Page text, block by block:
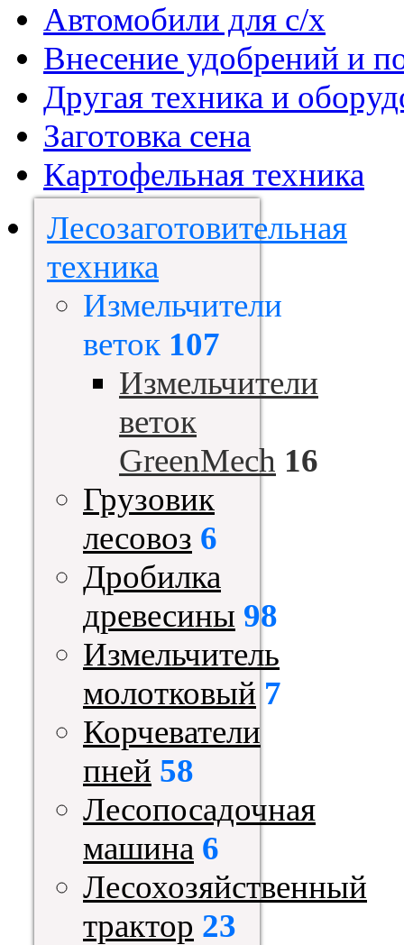
Автомобили для с/х
Внесение удобрений и
Другая техника и
Заготовка сена
Картофельная техника
Лесозаготовительная
техника
Измельчители
веток 107
Измельчители
веток
GreenMech 16
Грузовик
лесовоз 6
Дробилка
древесины 98
Измельчитель
молотковый 7
Корчеватели
пней 58
Лесопосадочная
машина 6
Лесохозяйственный
трактор 23